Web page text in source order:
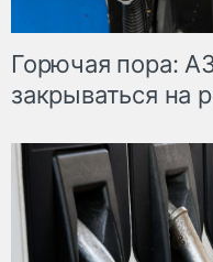
Горючая пора:
закрываться на